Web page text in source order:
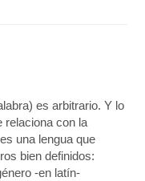
es arbitrario. Y lo
relaciona con la
una lengua que
bien definidos:
-en latín-